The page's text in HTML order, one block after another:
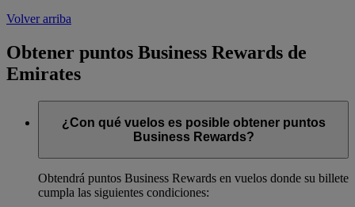
Volver arriba
Obtener puntos Business Rewards de
Emirates
¿Con qué vuelos es posible obtener puntos
Business Rewards?
Obtendrá puntos Business Rewards en vuelos donde su billete
cumpla las siguientes condiciones: